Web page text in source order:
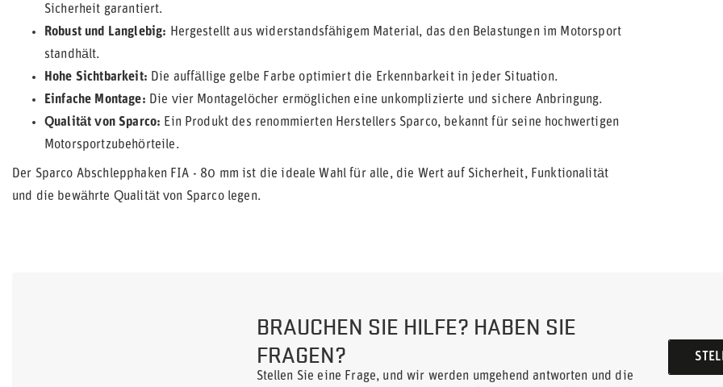
Sicherheit garantiert.
Robust und Langlebig: Hergestellt aus widerstandsfähigem Material, das den Belastungen im Motorsport
standhält.
Hohe Sichtbarkeit: Die auffällige gelbe Farbe optimiert die Erkennbarkeit in jeder Situation.
Einfache Montage: Die vier Montagelöcher ermöglichen eine unkomplizierte und sichere Anbringung.
Qualität von Sparco: Ein Produkt des renommierten Herstellers Sparco, bekannt für seine hochwertigen
Motorsportzubehörteile.
Der Sparco Abschlepphaken FIA - 80 mm ist die ideale Wahl für alle, die Wert auf Sicherheit, Funktionalität
und die bewährte Qualität von Sparco legen.
BRAUCHEN SIE HILFE? HABEN SIE
FRAGEN?
Stellen Sie eine Frage, und wir werden umgehend antworten und die